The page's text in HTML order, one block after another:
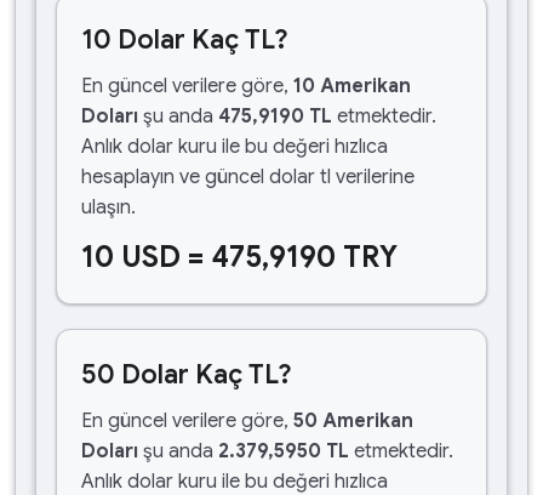
10 Dolar Kaç TL?
En güncel verilere göre, 10 Amerikan
Doları şu anda 475,9190 TL etmektedir.
Anlık dolar kuru ile bu değeri hızlıca
hesaplayın ve güncel dolar tl verilerine
ulaşın.
10 USD = 475,9190 TRY
50 Dolar Kaç TL?
En güncel verilere göre, 50 Amerikan
Doları şu anda 2.379,5950 TL etmektedir.
Anlık dolar kuru ile bu değeri hızlıca